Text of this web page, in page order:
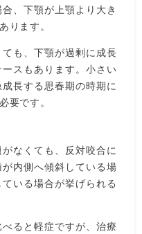
、下顎が上顎より大き
ります。
も、下顎が過剰に成長
スもあります。小さい
長する思春期の時期に
要です。
なくても、反対咬合に
内側へ傾斜している場
いる場合が挙げられる
ると軽症ですが、治療